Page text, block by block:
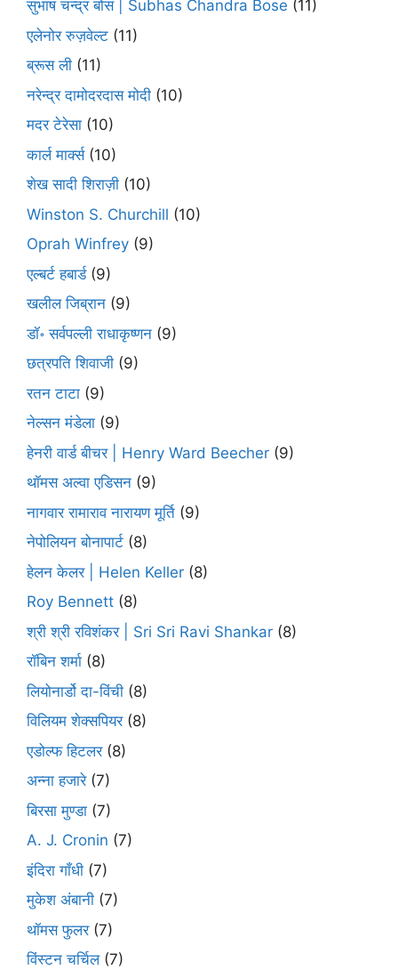
सुभाष चन्द्र बोस | Subhas Chandra Bose (11)
एलेनोर रुज़वेल्ट (11)
ब्रूस ली (11)
नरेन्द्र दामोदरदास मोदी (10)
मदर टेरेसा (10)
कार्ल मार्क्स(10)
शेख सादी शिराज़ी (10)
Winston S. Churchill (10)
Oprah Winfrey (9)
एल्बर्ट हबार्ड(9)
खलील जिब्रान (9)
डॉ॰ सर्वपल्ली राधाकृष्णन (9)
छत्रपति शिवाजी (9)
रतन टाटा (9)
नेल्सन मंडेला (9)
हेनरी वार्ड बीचर | Henry Ward Beecher (9)
थॉमस अल्वा एडिसन (9)
नागवार रामाराव नारायण मूर्ति (9)
नेपोलियन बोनापार्ट (8)
हेलन केलर | Helen Keller (8)
Roy Bennett (8)
श्री श्री रविशंकर | Sri Sri Ravi Shankar (8)
रॉबिन शर्मा (8)
लियोनार्डो दा-विंची (8)
विलियम शेक्सपियर(8)
एडोल्फ हिटलर(8)
अन्ना हजारे(7)
बिरसा मुण्डा (7)
A. J. Cronin (7)
इंदिरा गाँधी (7)
मुकेश अंबानी (7)
थॉमस फुलर(7)
विंस्टन चर्चिल(7)